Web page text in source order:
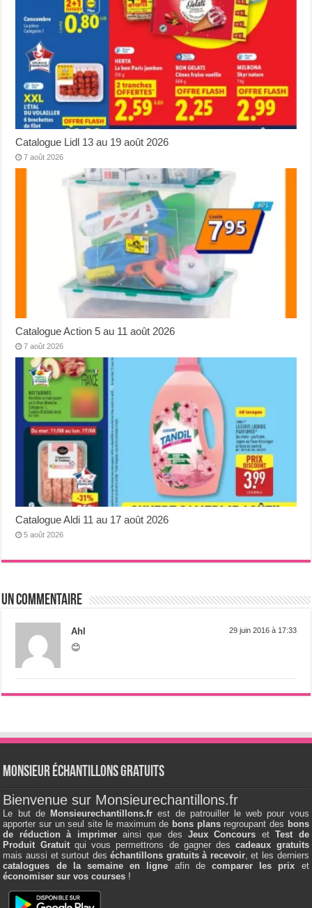
Catalogue Lidl 13 au 19 août 2026
7 août 2026
Catalogue Action 5 au 11 août 2026
7 août 2026
Catalogue Aldi 11 au 17 août 2026
5 août 2026
Un commentaire
Ahl 29 juin 2016 à 17:33
😊
Monsieur échantillons Gratuits
Bienvenue sur Monsieurechantillons.fr
Le but de Monsieurechantillons.fr est de patrouiller le web pour vous
apporter sur un seul site le maximum de bons plansregroupant des bons
de réduction à imprimerainsi que desJeux Concours etTest de
Produit Gratuitqui vous permettrons de gagner descadeaux gratuits
mais aussi et surtout deséchantillons gratuits à recevoir, et les derniers
catalogues de la semaine en ligne afin de comparer les prix et
économiser sur vos courses !